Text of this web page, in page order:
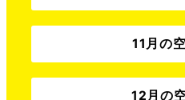
11月の
12月の